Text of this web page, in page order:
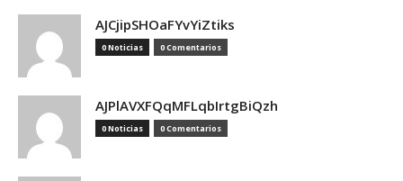
AJCjipSHOaFYvYiZtiks
0 Noticias 0 Comentarios
AJPlAVXFQqMFLqbIrtgBiQzh
0 Noticias 0 Comentarios